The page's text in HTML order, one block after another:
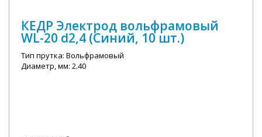
КЕДР Электрод вольфрамовый
WL-20 d2,4 (Синий, 10 шт.)
Тип прутка: Вольфрамовый
Диаметр, мм: 2.40